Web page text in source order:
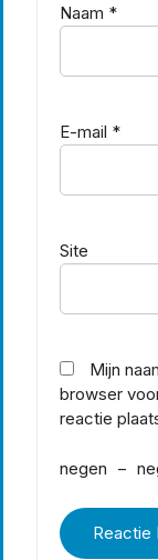
Naam *
E-mail *
Site
Mijn
browser
reactie
negen −